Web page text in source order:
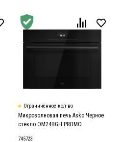
Ограниченное кол-во
Микроволновая печь Asko Черное
стекло OM24BGH PROMO
745723